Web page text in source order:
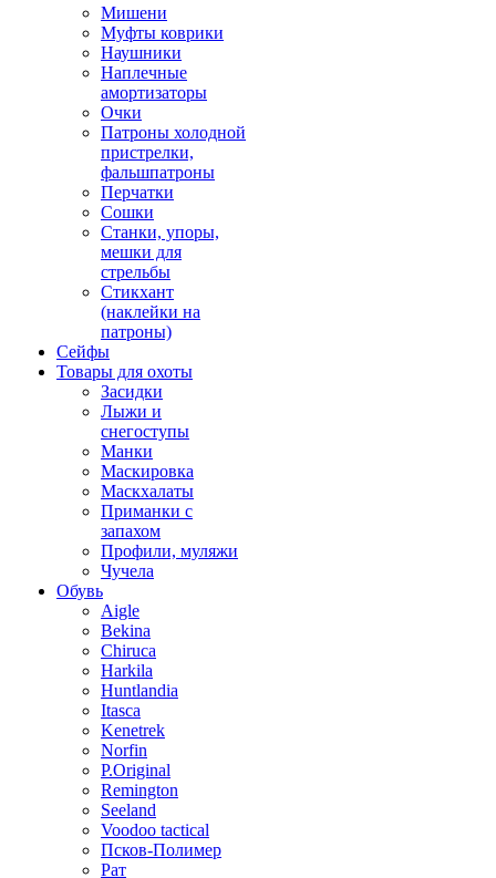
Мишени
Муфты коврики
Наушники
Наплечные
амортизаторы
Очки
Патроны холодной
пристрелки,
фальшпатроны
Перчатки
Сошки
Станки, упоры,
мешки для
стрельбы
Стикхант
(наклейки на
патроны)
Сейфы
Товары для охоты
Засидки
Лыжи и
снегоступы
Манки
Маскировка
Маскхалаты
Приманки с
запахом
Профили, муляжи
Чучела
Обувь
Aigle
Bekina
Chiruсa
Harkila
Huntlandia
Itasca
Kenetrek
Norfin
P.Original
Remington
Seeland
Voodoo tactical
Псков-Полимер
Рат